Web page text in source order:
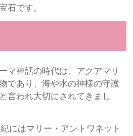
石です。
マ神話の時代は、アクアマリ
であり、海や水の神様の守護
言われ大切にされてきまし
にはマリー・アントワネット